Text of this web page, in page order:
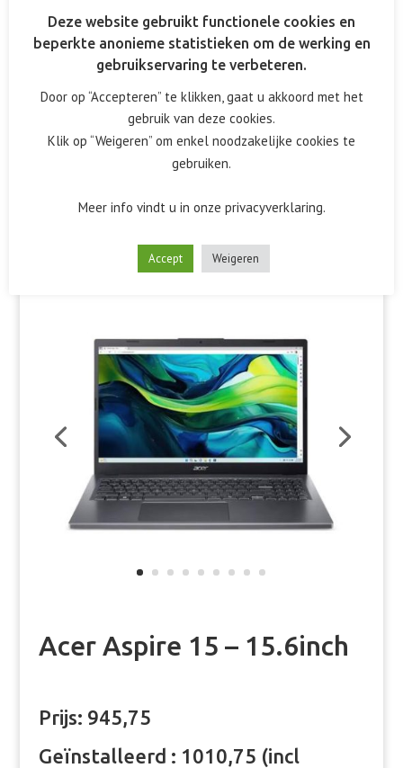
Acer Aspire 15 – 15.6inch
Prijs: 945,75
Geïnstalleerd : 1010,75 (incl
Deze website gebruikt functionele cookies en
beperkte anonieme statistieken om de werking en
gebruikservaring te verbeteren.
Door op “Accepteren” te klikken, gaat u akkoord met het
gebruik van deze cookies.
Klik op “Weigeren” om enkel noodzakelijke cookies te
gebruiken.
Meer info vindt u in onze privacyverklaring.
Accept Weigeren